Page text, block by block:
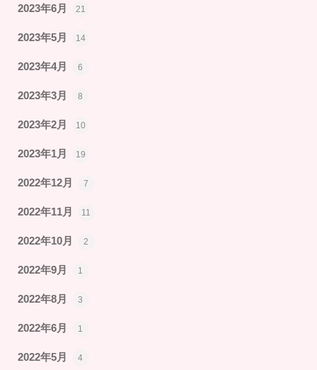
2023年6月 21
2023年5月 14
2023年4月 6
2023年3月 8
2023年2月 10
2023年1月 19
2022年12月 7
2022年11月 11
2022年10月 2
2022年9月 1
2022年8月 3
2022年6月 1
2022年5月 4